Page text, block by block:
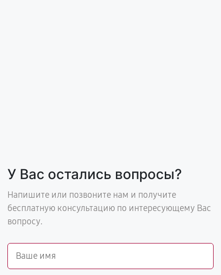
У Вас остались вопросы?
Напишите или позвоните нам и получите
бесплатную консультацию по интересующему Вас
вопросу.